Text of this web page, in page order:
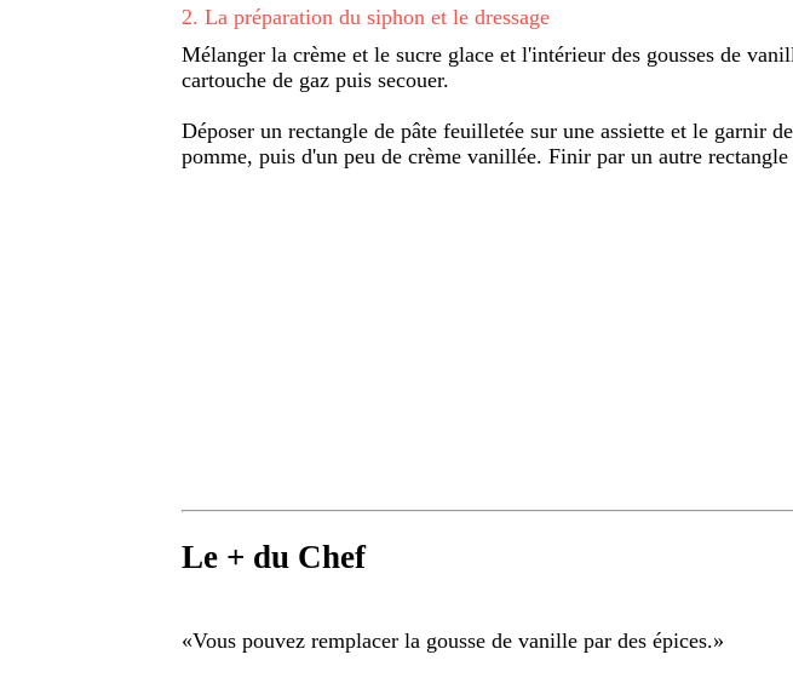
2. La préparation du siphon et le dressage
Mélanger la crème et le sucre glace et l'intérieur des gousses de
cartouche de gaz puis secouer.
Déposer un rectangle de pâte feuilletée sur une assiette et le garnir
pomme, puis d'un peu de crème vanillée. Finir par un autre rectangle
Le + du Chef
«Vous pouvez remplacer la gousse de vanille par des épices.»